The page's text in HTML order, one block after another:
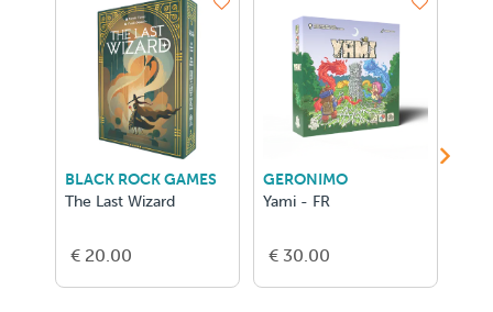
BLACK ROCK GAMES
The Last Wizard
€ 20.00
GERONIMO
Yami - FR
€ 30.00